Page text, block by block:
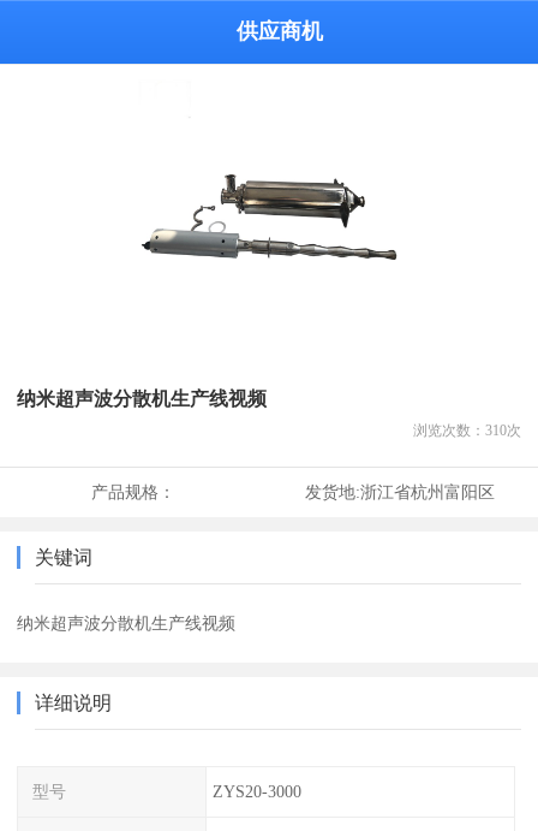
供应商机
纳米超声波分散机生产线视频
浏览次数： 310次
产品规格： 发货地:浙江省杭州富阳区
关键词
纳米超声波分散机生产线视频
详细说明
型号 ZYS20-3000